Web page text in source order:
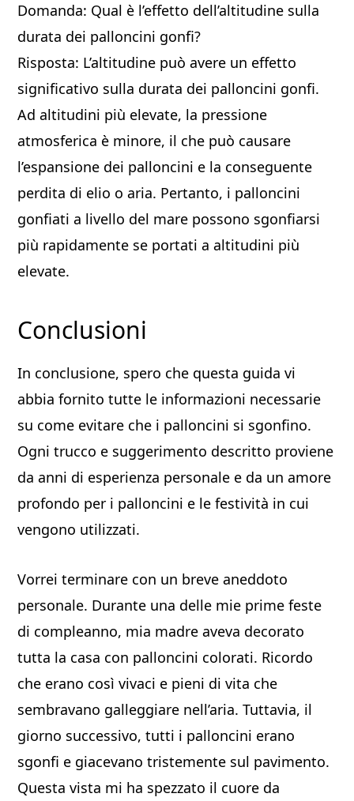
Domanda: Qual è l’effetto dell’altitudine sulla
durata dei palloncini gonfi?
Risposta: L’altitudine può avere un effetto
significativo sulla durata dei palloncini gonfi.
Ad altitudini più elevate, la pressione
atmosferica è minore, il che può causare
l’espansione dei palloncini e la conseguente
perdita di elio o aria. Pertanto, i palloncini
gonfiati a livello del mare possono sgonfiarsi
più rapidamente se portati a altitudini più
elevate.
Conclusioni
In conclusione, spero che questa guida vi
abbia fornito tutte le informazioni necessarie
su come evitare che i palloncini si sgonfino.
Ogni trucco e suggerimento descritto proviene
da anni di esperienza personale e da un amore
profondo per i palloncini e le festività in cui
vengono utilizzati.
Vorrei terminare con un breve aneddoto
personale. Durante una delle mie prime feste
di compleanno, mia madre aveva decorato
tutta la casa con palloncini colorati. Ricordo
che erano così vivaci e pieni di vita che
sembravano galleggiare nell’aria. Tuttavia, il
giorno successivo, tutti i palloncini erano
sgonfi e giacevano tristemente sul pavimento.
Questa vista mi ha spezzato il cuore da